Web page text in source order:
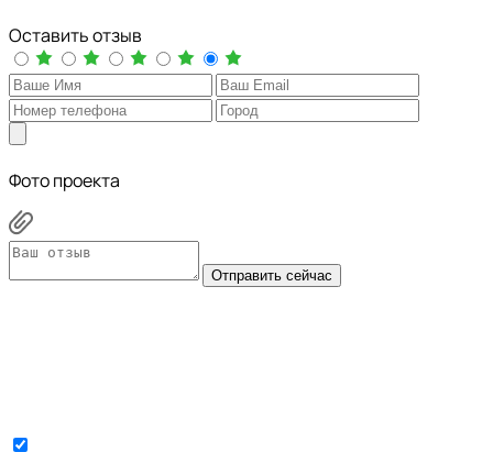
Оставить отзыв
Фото проекта
Отправить сейчас